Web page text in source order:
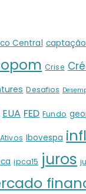
Central captação
Crise
Desafios
EUA FED Fundo
Ibovespa
ipca15 juros